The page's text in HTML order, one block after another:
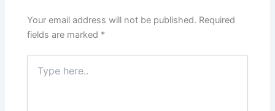
Your email address will not be published. Required
fields are marked *
here..